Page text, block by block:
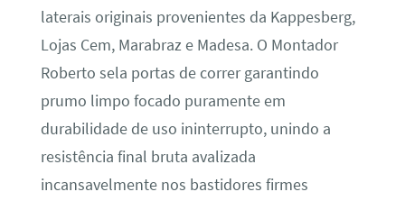
laterais originais provenientes da Kappesberg,
Lojas Cem, Marabraz e Madesa. O Montador
Roberto sela portas de correr garantindo
prumo limpo focado puramente em
durabilidade de uso ininterrupto, unindo a
resistência final bruta avalizada
incansavelmente nos bastidores firmes